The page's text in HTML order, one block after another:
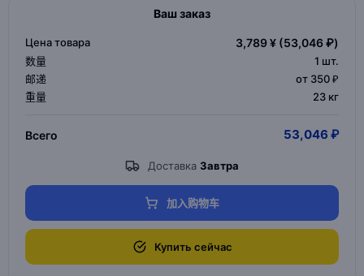
Ваш заказ
Цена товара 3,789 ¥ (53,046 ₽)
数量 1 шт.
邮递
от 350 ₽
重量
23 кг
Всего 53,046 ₽
Доставка Завтра
加入购物车
Купить сейчас